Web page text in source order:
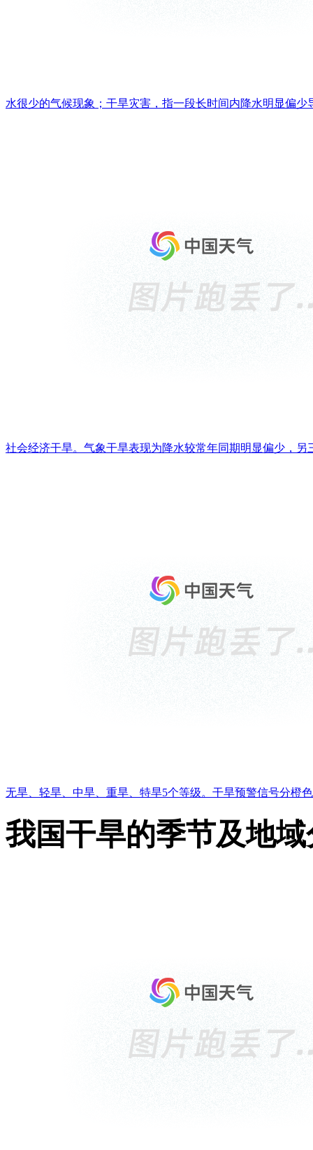
水很少的气候现象；干旱灾害，指一段长时间内降水明显偏少
社会经济干旱。气象干旱表现为降水较常年同期明显偏少，另
无旱、轻旱、中旱、重旱、特旱5个等级。干旱预警信号分橙
我国干旱的季节及地